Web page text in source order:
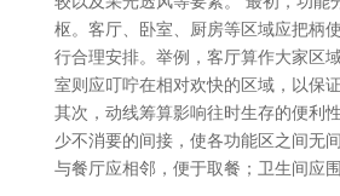
枢。客厅、卧室、厨房等区域应把柄
行合理安排。举例，客厅算作大家区
室则应叮咛在相对欢快的区域，以保
其次，动线筹算影响往时生存的便利
少不消要的间接，使各功能区之间无
与餐厅应相邻，便于取餐；卫生间应